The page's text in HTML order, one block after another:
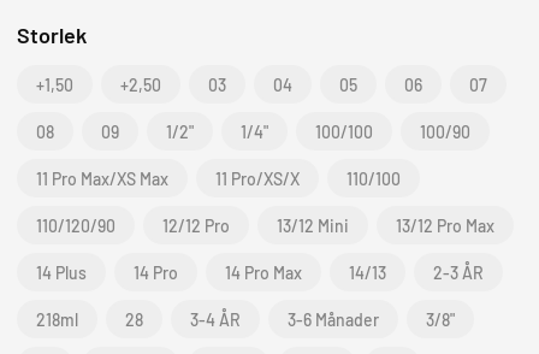
Storlek
+1,50 +2,50 03 04 05 06 07
08 09 1/2" 1/4" 100/100 100/90
11 Pro Max/XS Max 11 Pro/XS/X 110/100
110/120/90 12/12 Pro 13/12 Mini 13/12 Pro Max
14 Plus 14 Pro 14 Pro Max 14/13 2-3 ÅR
218ml 28 3-4 ÅR 3-6 Månader 3/8"